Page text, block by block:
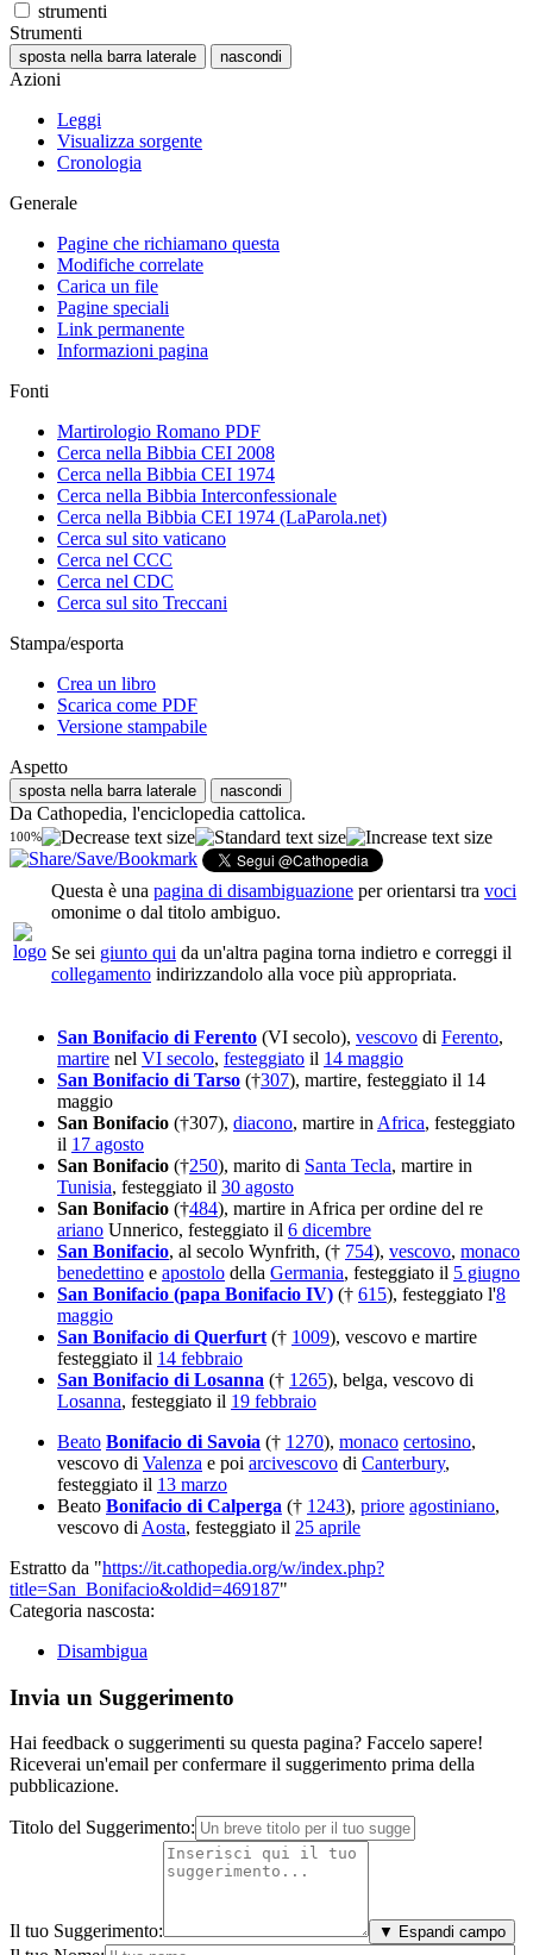
strumenti
Strumenti
sposta nella barra laterale nascondi
Azioni
Leggi
Visualizza sorgente
Cronologia
Generale
Pagine che richiamano questa
Modifiche correlate
Carica un file
Pagine speciali
Link permanente
Informazioni pagina
Fonti
Martirologio Romano PDF
Cerca nella Bibbia CEI 2008
Cerca nella Bibbia CEI 1974
Cerca nella Bibbia Interconfessionale
Cerca nella Bibbia CEI 1974 (LaParola.net)
Cerca sul sito vaticano
Cerca nel CCC
Cerca nel CDC
Cerca sul sito Treccani
Stampa/esporta
Crea un libro
Scarica come PDF
Versione stampabile
Aspetto
sposta nella barra laterale nascondi
Da Cathopedia, l'enciclopedia cattolica.
100%
Questa è una pagina di disambiguazione per orientarsi tra voci
omonime o dal titolo ambiguo.
Se sei giunto qui da un'altra pagina torna indietro e correggi il
collegamento indirizzandolo alla voce più appropriata.
San Bonifacio di Ferento (VI secolo), vescovo di Ferento,
martire nel VI secolo, festeggiato il 14 maggio
San Bonifacio di Tarso (†307), martire, festeggiato il 14
maggio
San Bonifacio (†307), diacono, martire in Africa, festeggiato
il 17 agosto
San Bonifacio (†250), marito di Santa Tecla, martire in
Tunisia, festeggiato il 30 agosto
San Bonifacio (†484), martire in Africa per ordine del re
ariano Unnerico, festeggiato il 6 dicembre
San Bonifacio, al secolo Wynfrith, († 754), vescovo, monaco
benedettino e apostolo della Germania, festeggiato il 5 giugno
San Bonifacio (papa Bonifacio IV) († 615), festeggiato l'8
maggio
San Bonifacio di Querfurt († 1009), vescovo e martire
festeggiato il 14 febbraio
San Bonifacio di Losanna († 1265), belga, vescovo di
Losanna, festeggiato il 19 febbraio
Beato Bonifacio di Savoia († 1270), monaco certosino,
vescovo di Valenza e poi arcivescovo di Canterbury,
festeggiato il 13 marzo
Beato Bonifacio di Calperga († 1243), priore agostiniano,
vescovo di Aosta, festeggiato il 25 aprile
Estratto da "https://it.cathopedia.org/w/index.php?
title=San_Bonifacio&oldid=469187"
Categoria nascosta:
Disambigua
Invia un Suggerimento
Hai feedback o suggerimenti su questa pagina? Faccelo sapere!
Riceverai un'email per confermare il suggerimento prima della
pubblicazione.
Titolo del Suggerimento:
Il tuo Suggerimento: ▼ Espandi campo